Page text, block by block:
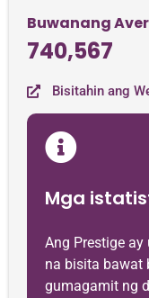
Buwanang
740,567
Bisitahin ang
Mga
Ang Prestige
na bisita bawat
gumagamit ng